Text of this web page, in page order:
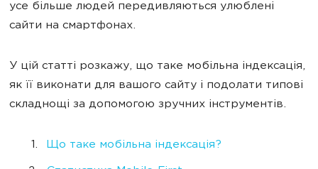
усе більше людей передивляються улюблені
сайти на смартфонах.
У цій статті розкажу, що таке мобільна індексація,
як її виконати для вашого сайту і подолати типові
складнощі за допомогою зручних інструментів.
Що таке мобільна індексація?